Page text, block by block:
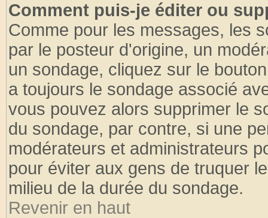
Comment puis-je éditer ou
Comme pour les messages, les
par le posteur d'origine, un
un sondage, cliquez sur le
a toujours le sondage associé
vous pouvez alors supprimer le
du sondage, par contre, si une
modérateurs et administrateurs
pour éviter aux gens de truquer
milieu de la durée du sondage.
Revenir en haut